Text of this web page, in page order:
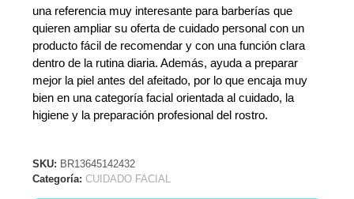
una referencia muy interesante para barberías que
quieren ampliar su oferta de cuidado personal con un
producto fácil de recomendar y con una función clara
dentro de la rutina diaria. Además, ayuda a preparar
mejor la piel antes del afeitado, por lo que encaja muy
bien en una categoría facial orientada al cuidado, la
higiene y la preparación profesional del rostro.
SKU: BR13645142432
Categoría:CUIDADO FACIAL